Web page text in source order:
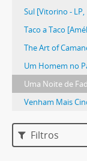
Sul [Vitorino - LP,
Taco a Taco
The Art of
Um Homem no
Uma Noite de
Venham Mais
Filtros